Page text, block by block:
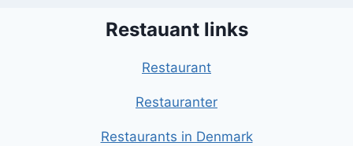
Restauant links
Restaurant
Restauranter
Restaurants in Denmark